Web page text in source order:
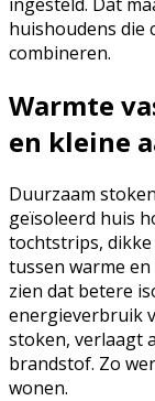
huishoudens die
combineren.
Warmte
en kleine
Duurzaam
geïsoleerd huis
tochtstrips,
tussen warme
zien dat betere
energieverbruik
stoken, verlaagt
brandstof. Zo
wonen.